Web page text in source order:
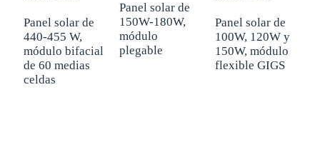
Panel solar de
440-455 W,
módulo bifacial
de 60 medias
celdas
Panel solar de
150W-180W,
módulo
plegable
Panel solar de
100W, 120W y
150W, módulo
flexible GIGS